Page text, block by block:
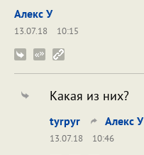
Алекс У
13.07.18
10:15
Какая из них?
tyrpyr Алекс У
13.07.18
10:46